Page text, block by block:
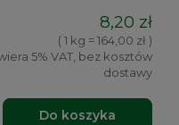
8,20 zł
( 1 kg = 164,00 zł )
5% VAT, bez kosztów
dostawy
Do koszyka